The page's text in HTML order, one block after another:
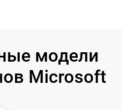
модели
Microsoft